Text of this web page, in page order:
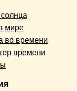
мире
во времени
времени